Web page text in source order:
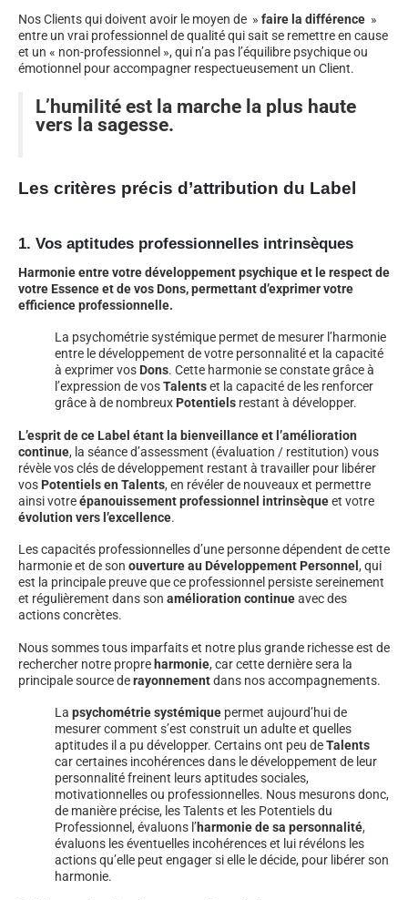
Nos Clients qui doivent avoir le moyen de » faire la différence »
entre un vrai professionnel de qualité qui sait se remettre en cause
et un « non-professionnel », qui n’a pas l’équilibre psychique ou
émotionnel pour accompagner respectueusement un Client.
L’humilité est la marche la plus haute
vers la sagesse.
Les critères précis d’attribution du Label
1. Vos aptitudes professionnelles intrinsèques
Harmonie entre votre développement psychique et le respect de
votre Essence et de vos Dons, permettant d’exprimer votre
efficience professionnelle.
La psychométrie systémique permet de mesurer l’harmonie
entre le développement de votre personnalité et la capacité
à exprimer vos Dons. Cette harmonie se constate grâce à
l’expression de vosTalentset la capacité de les renforcer
grâce à de nombreux Potentiels restant à développer.
L’esprit de ce Label étant la bienveillance et l’amélioration
continue, la séance d’assessment (évaluation / restitution) vous
révèle vos clés de développement restant à travailler pour libérer
vos Potentiels en Talents, en révéler de nouveaux et permettre
ainsi votreépanouissement professionnel intrinsèqueet votre
évolution vers l’excellence.
Les capacités professionnelles d’une personne dépendent de cette
harmonie et de son ouverture au Développement Personnel , qui
est la principale preuve que ce professionnel persiste sereinement
et régulièrement dans son amélioration continueavec des
actions concrètes.
Nous sommes tous imparfaits et notre plus grande richesse est de
rechercher notre propreharmonie, car cette dernière sera la
principale source derayonnementdans nos accompagnements.
La psychométrie systémique permet aujourd’hui de
mesurer comment s’est construit un adulte et quelles
aptitudes il a pu développer. Certains ont peu deTalents
car certaines incohérences dans le développement de leur
personnalité freinent leurs aptitudes sociales,
motivationnelles ou professionnelles. Nous mesurons donc,
de manière précise, les Talents et les Potentiels du
Professionnel, évaluons l’harmonie de sa personnalité,
évaluons les éventuelles incohérences et lui révélons les
actions qu’elle peut engager si elle le décide, pour libérer son
harmonie.